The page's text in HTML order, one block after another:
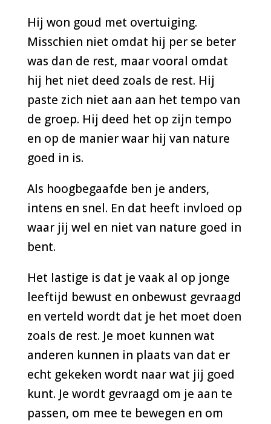
Hij won goud met overtuiging.
Misschien niet omdat hij per se beter
was dan de rest, maar vooral omdat
hij het niet deed zoals de rest. Hij
paste zich niet aan aan het tempo van
de groep. Hij deed het op zijn tempo
en op de manier waar hij van nature
goed in is.
Als hoogbegaafde ben je anders,
intens en snel. En dat heeft invloed op
waar jij wel en niet van nature goed in
bent.
Het lastige is dat je vaak al op jonge
leeftijd bewust en onbewust gevraagd
en verteld wordt dat je het moet doen
zoals de rest. Je moet kunnen wat
anderen kunnen in plaats van dat er
echt gekeken wordt naar wat jij goed
kunt. Je wordt gevraagd om je aan te
passen, om mee te bewegen en om